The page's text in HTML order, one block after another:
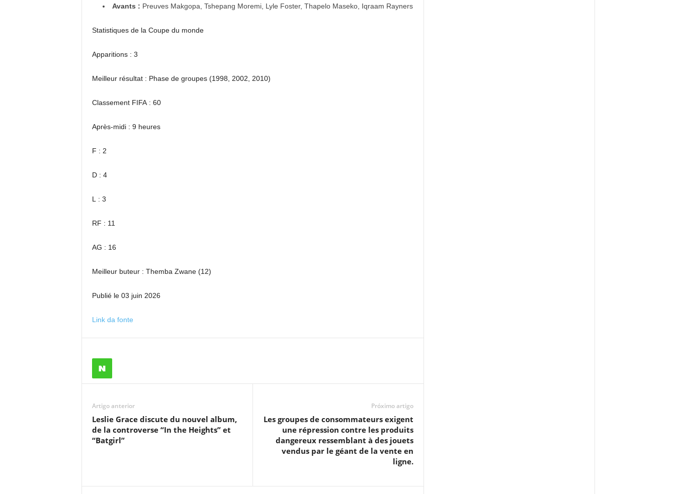
Avants : Preuves Makgopa, Tshepang Moremi, Lyle Foster, Thapelo Maseko, Iqraam Rayners
Statistiques de la Coupe du monde
Apparitions : 3
Meilleur résultat : Phase de groupes (1998, 2002, 2010)
Classement FIFA : 60
Après-midi : 9 heures
F : 2
D : 4
L : 3
RF : 11
AG : 16
Meilleur buteur : Themba Zwane (12)
Publié le 03 juin 2026
Link da fonte
Artigo anterior
Leslie Grace discute du nouvel album,
de la controverse “In the Heights” et
“Batgirl”
Próximo artigo
Les groupes de consommateurs exigent
une répression contre les produits
dangereux ressemblant à des jouets
vendus par le géant de la vente en
ligne.